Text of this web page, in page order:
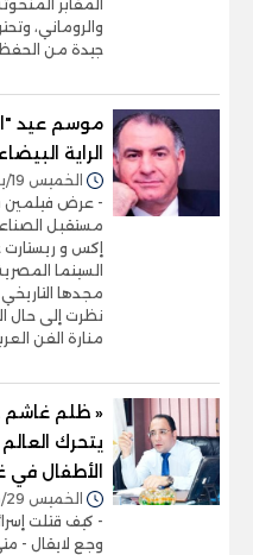
المقابر
والروماني،
جيدة من
موسم عيد
الراية البيضاء
الخميس 19/يونيو/2025 - 08:22 م
- عرض فيلمين
مستقبل
إكس و ريستارت
السينما
مجدها
نظرت إلى حال
منارة الفن
« ظلم غاشم
يتحرك
الأطفال في
الخميس 29/مايو/2025 - 04:49 م
- كيف قتلت
وجع لايقال -